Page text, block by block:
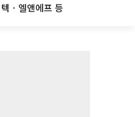
ㆍ엘앤에프 등